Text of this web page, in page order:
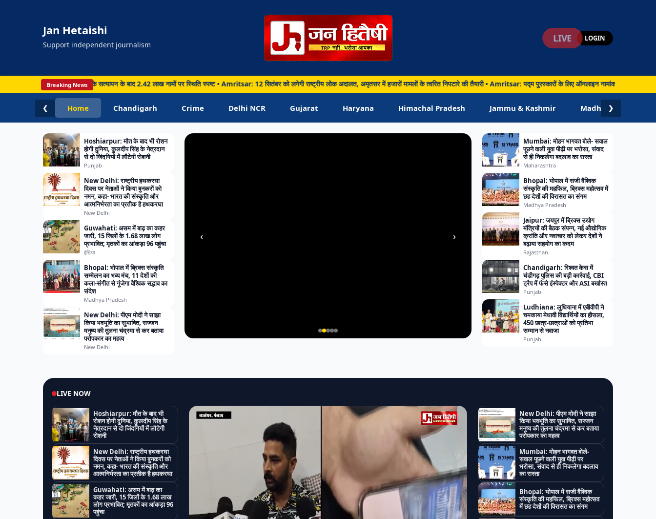
Jan Hetaishi
Support independent journalism
LIVE LOGIN
Breaking News
लाख मतदाताओं के सत्यापन के बाद 2.42 लाख नामों पर स्थिति स्पष्ट • Amritsar: 12 सितंबर को लगेगी राष्ट्रीय लोक अदालत, अमृतसर में हजारों मामलों के त्वरित निपटारे की तैयारी • Amritsar: पद्म पुरस्कारों के लिए ऑनलाइन नामांकन शुरू, अमृतसर के
❮ Home Chandigarh Crime Delhi NCR Gujarat Haryana Himachal Pradesh Jammu & Kashmir Madhya Pradesh
❯
Hoshiarpur: मौत के बाद भी रोशन
होगी दुनिया, कुलदीप सिंह के नेत्रदान
से दो जिंदगियों में लौटेगी रोशनी
Punjab
New Delhi: राष्ट्रीय हथकरघा
दिवस पर नेताओं ने किया बुनकरों को
नमन, कहा- भारत की संस्कृति और
आत्मनिर्भरता का प्रतीक है हथकरघा
New Delhi
Guwahati: असम में बाढ़ का कहर
जारी, 15 जिलों के 1.68 लाख लोग
प्रभावित; मृतकों का आंकड़ा 96 पहुंचा
इंडिया
Bhopal: भोपाल में ब्रिक्स संस्कृति
सम्मेलन का भव्य मंच, 11 देशों की
कला-संगीत से गूंजेगा वैश्विक सद्भाव का
संदेश
Madhya Pradesh
New Delhi: पीएम मोदी ने साझा
किया भवभूति का सुभाषित, सज्जन
मनुष्य की तुलना चंद्रमा से कर बताया
परोपकार का महत्व
New Delhi
‹ ›
PUNJAB
Chandigarh • 07 Aug 2026
Amritsar: 12 सितंबर को लगेगी राष्ट्रीय लोक अदालत,
अमृतसर में हजारों मामलों के त्वरित निपटारे की तैयारी
Mumbai: मोहन भागवत बोले- सवाल
पूछने वाली युवा पीढ़ी पर भरोसा, संवाद
से ही निकलेगा बदलाव का रास्ता
Maharashtra
Bhopal: भोपाल में सजी वैश्विक
संस्कृति की महफिल, ब्रिक्स महोत्सव में
छह देशों की विरासत का संगम
Madhya Pradesh
Jaipur: जयपुर में ब्रिक्स उद्योग
मंत्रियों की बैठक संपन्न, नई औद्योगिक
क्रांति और नवाचार को लेकर देशों ने
बढ़ाया सहयोग का कदम
Rajasthan
Chandigarh: रिश्वत केस में
चंडीगढ़ पुलिस की बड़ी कार्रवाई, CBI
ट्रैप में फंसे इंस्पेक्टर और ASI बर्खास्त
Punjab
Ludhiana: लुधियाना में एबीवीपी ने
चमकाया मेधावी विद्यार्थियों का हौसला,
450 छात्र-छात्राओं को प्रतिभा
सम्मान से नवाजा
Punjab
LIVE NOW
Hoshiarpur: मौत के बाद भी
रोशन होगी दुनिया, कुलदीप सिंह के
नेत्रदान से दो जिंदगियों में लौटेगी
रोशनी
New Delhi: राष्ट्रीय हथकरघा
दिवस पर नेताओं ने किया बुनकरों को
नमन, कहा- भारत की संस्कृति और
आत्मनिर्भरता का प्रतीक है हथकरघा
Guwahati: असम में बाढ़ का
कहर जारी, 15 जिलों के 1.68 लाख
लोग प्रभावित; मृतकों का आंकड़ा 96
पहुंचा
New Delhi: पीएम मोदी ने साझा
किया भवभूति का सुभाषित, सज्जन
मनुष्य की तुलना चंद्रमा से कर बताया
परोपकार का महत्व
Mumbai: मोहन भागवत बोले-
सवाल पूछने वाली युवा पीढ़ी पर
भरोसा, संवाद से ही निकलेगा बदलाव
का रास्ता
Bhopal: भोपाल में सजी वैश्विक
संस्कृति की महफिल, ब्रिक्स महोत्सव
में छह देशों की विरासत का संगम